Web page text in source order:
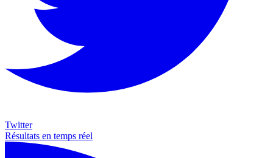
Twitter
Résultats en temps réel